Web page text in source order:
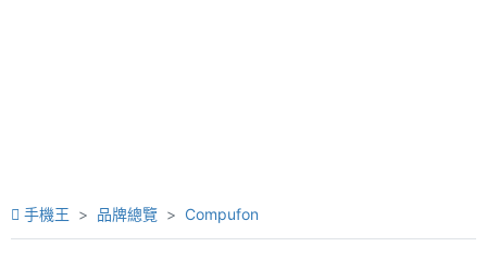
手機王 品牌總覽 Compufon